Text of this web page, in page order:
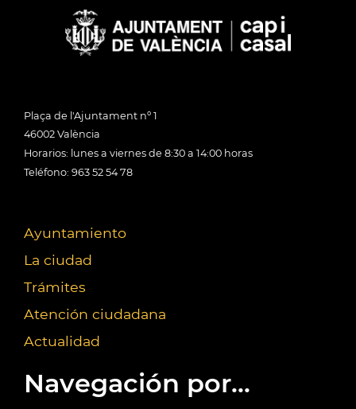
Plaça de l'Ajuntament nº 1
46002 València
Horarios: lunes a viernes de 8:30 a 14:00 horas
Teléfono: 963 52 54 78
Ayuntamiento
La ciudad
Trámites
Atención ciudadana
Actualidad
Navegación por...